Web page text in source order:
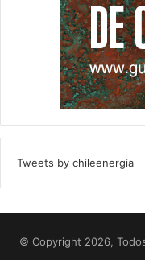
Tweets by chileenergia
© Copyright 2026,